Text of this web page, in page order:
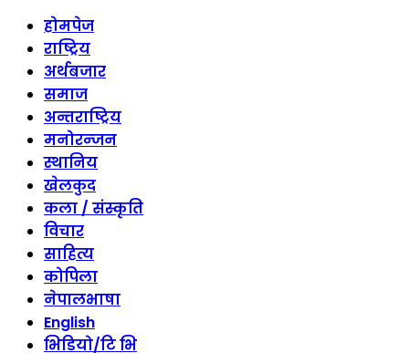
होमपेज
राष्ट्रिय
अर्थबजार
समाज
अन्तराष्ट्रिय
मनोरन्जन
स्थानिय
खेलकुद
कला / संस्कृति
विचार
साहित्य
कोपिला
नेपालभाषा
English
भिडियो/टि भि